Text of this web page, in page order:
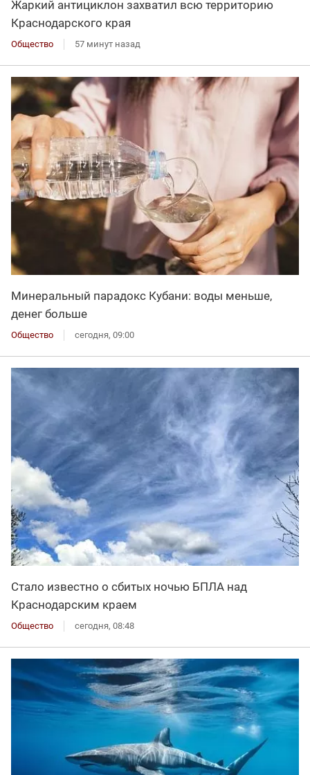
Жаркий антициклон захватил всю территорию
Краснодарского края
Общество 57 минут назад
Минеральный парадокс Кубани: воды меньше,
денег больше
Общество сегодня, 09:00
Стало известно о сбитых ночью БПЛА над
Краснодарским краем
Общество сегодня, 08:48